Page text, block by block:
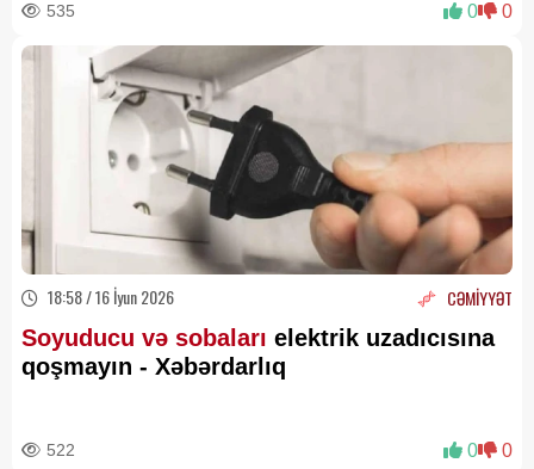
535 0 0
18:58 / 16 İyun 2026 CƏMİYYƏT
Soyuducu və sobaları elektrik uzadıcısına
qoşmayın - Xəbərdarlıq
522 0 0